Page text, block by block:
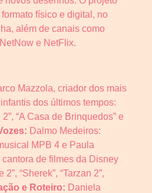
físico e digital, no
além de canais como
e NetFlix.
Mazzola, criador dos mais
dos últimos tempos:
“A Casa de Brinquedos” e
Dalmo Medeiros:
MPB 4 e Paula
de filmes da Disney
“Sherek”, “Tarzan 2”,
e Roteiro: Daniela